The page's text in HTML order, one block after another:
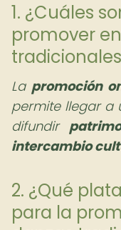
1. ¿Cuáles
promover
La promoción
permite llegar a
difundir
intercambio
2. ¿Qué
para la